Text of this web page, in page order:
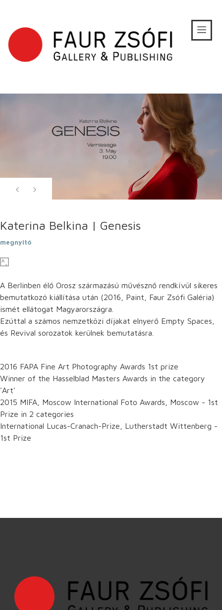
Katerina Belkina | Genesis
megnyitó
A Berlinben élő Orosz származású művésznő rendkívül sikeres
bemutatkozó kiállítása után (2016, Paint, Faur Zsófi Galéria)
ismét ellátogat Magyarországra.
Ezúttal a számos nemzetközi díjakat elnyerő Empty Spaces,
és Revival sorozatok kerülnek bemutatásra.
2016 FAPA Fine Art Photography Awards 1st prize
Winner of the Hasselblad Masters Awards in the category
'Art'
2015 MIFA, Moscow International Foto Awards, Moscow - 1st
Prize in 2 categories
International Lucas-Cranach-Prize, Lutherstadt Wittenberg -
1st Prize